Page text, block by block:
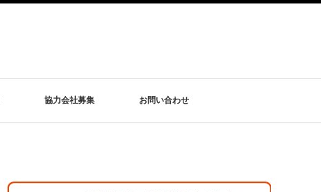
協力会社募集 お問い合わせ